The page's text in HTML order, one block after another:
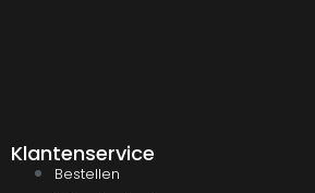
Klantenservice
Bestellen